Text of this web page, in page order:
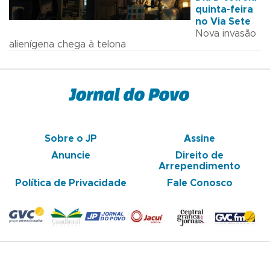
quinta-feira
no Via Sete
Nova invasão
alienígena chega à telona
Sobre o JP
Assine
Anuncie
Direito de
Arrependimento
Política de Privacidade
Fale Conosco